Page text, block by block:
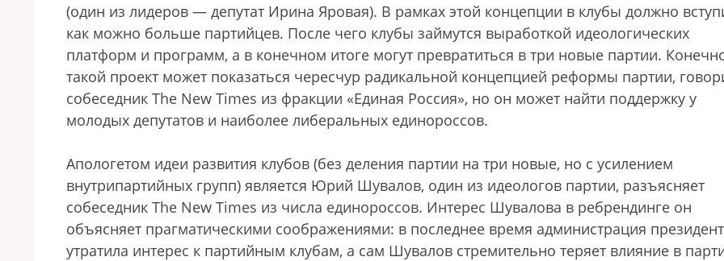
(один из лидеров — депутат Ирина Яровая). В рамках этой концепции в клубы должно
как можно больше партийцев. После чего клубы займутся выработкой идеологических
платформ и программ, а в конечном итоге могут превратиться в три новые партии.
такой проект может показаться чересчур радикальной концепцией реформы партии,
собеседник The New Times из фракции «Единая Россия», но он может найти поддержку у
молодых депутатов и наиболее либеральных единороссов.
Апологетом идеи развития клубов (без деления партии на три новые, но с усилением
внутрипартийных групп) является Юрий Шувалов, один из идеологов партии, разъясняет
собеседник The New Times из числа единороссов. Интерес Шувалова в ребрендинге он
объясняет прагматическими соображениями: в последнее время администрация
утратила интерес к партийным клубам, а сам Шувалов стремительно теряет влияние в